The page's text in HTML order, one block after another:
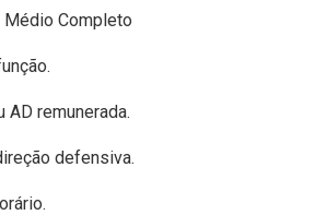
Médio Completo
AD remunerada.
defensiva.